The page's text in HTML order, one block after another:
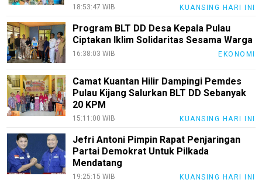
18:53:47 WIB KUANSING HARI INI
Program BLT DD Desa Kepala Pulau
Ciptakan Iklim Solidaritas Sesama Warga
16:38:03 WIB EKONOMI
Camat Kuantan Hilir Dampingi Pemdes
Pulau Kijang Salurkan BLT DD Sebanyak
20 KPM
15:11:00 WIB KUANSING HARI INI
Jefri Antoni Pimpin Rapat Penjaringan
Partai Demokrat Untuk Pilkada
Mendatang
19:25:15 WIB KUANSING HARI INI